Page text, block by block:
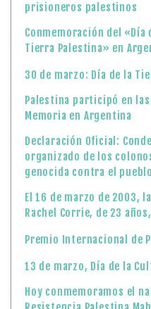
prisioneros palestinos
Conmemoración del «Día
Tierra Palestina» en
30 de marzo: Día de la
Palestina participó en
Memoria en Argentina
Declaración Oficial:
organizado de los
genocida contra el
El 16 de marzo de 2003,
Rachel Corrie, de 23
Premio Internacional de
13 de marzo, Día de la
Hoy conmemoramos el